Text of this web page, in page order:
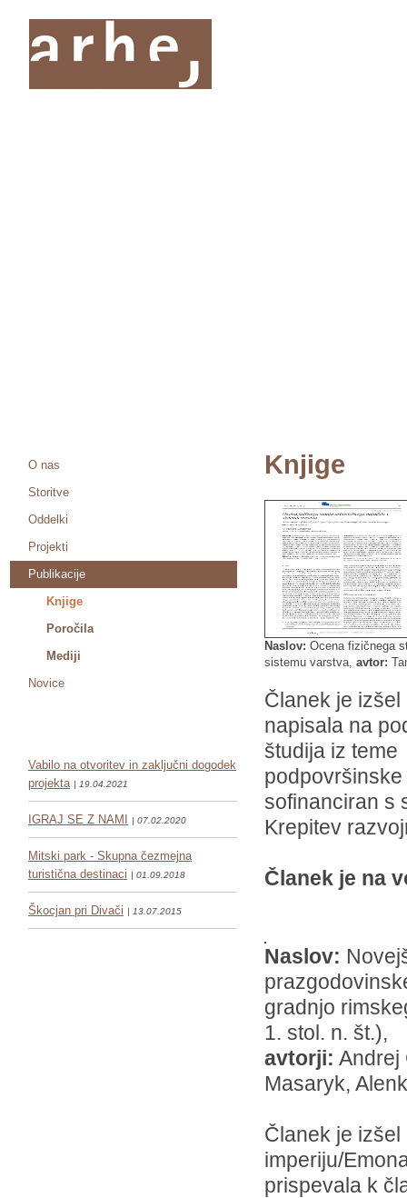
O nas
Storitve
Oddelki
Projekti
Publikacije
Knjige
Poročila
Mediji
Novice
Vabilo na otvoritev in zaključni dogodek
projekta | 19.04.2021
IGRAJ SE Z NAMI | 07.02.2020
Mitski park - Skupna čezmejna
turistična destinaci | 01.09.2018
Škocjan pri Divači | 13.07.2015
Knjige
Naslov: Ocena fizičnega
sistemu varstva, avtor:
Članek je
napisala na
študija iz teme
sofinanciran s
Krepitev
Članek je na
Naslov:
gradnjo
1. stol. n. št.),
avtorji: Andrej
Masaryk,
Članek je
imperiju/
prispevala k